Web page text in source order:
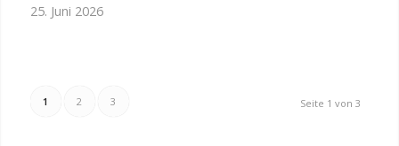
25. Juni 2026
Seite 1 von 3
1 2 3